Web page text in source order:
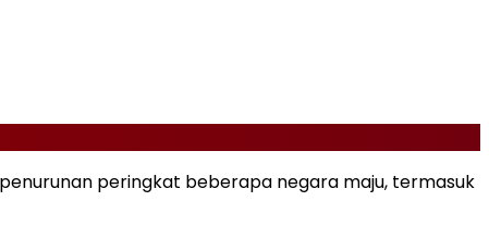
peringkat beberapa negara maju, termasuk